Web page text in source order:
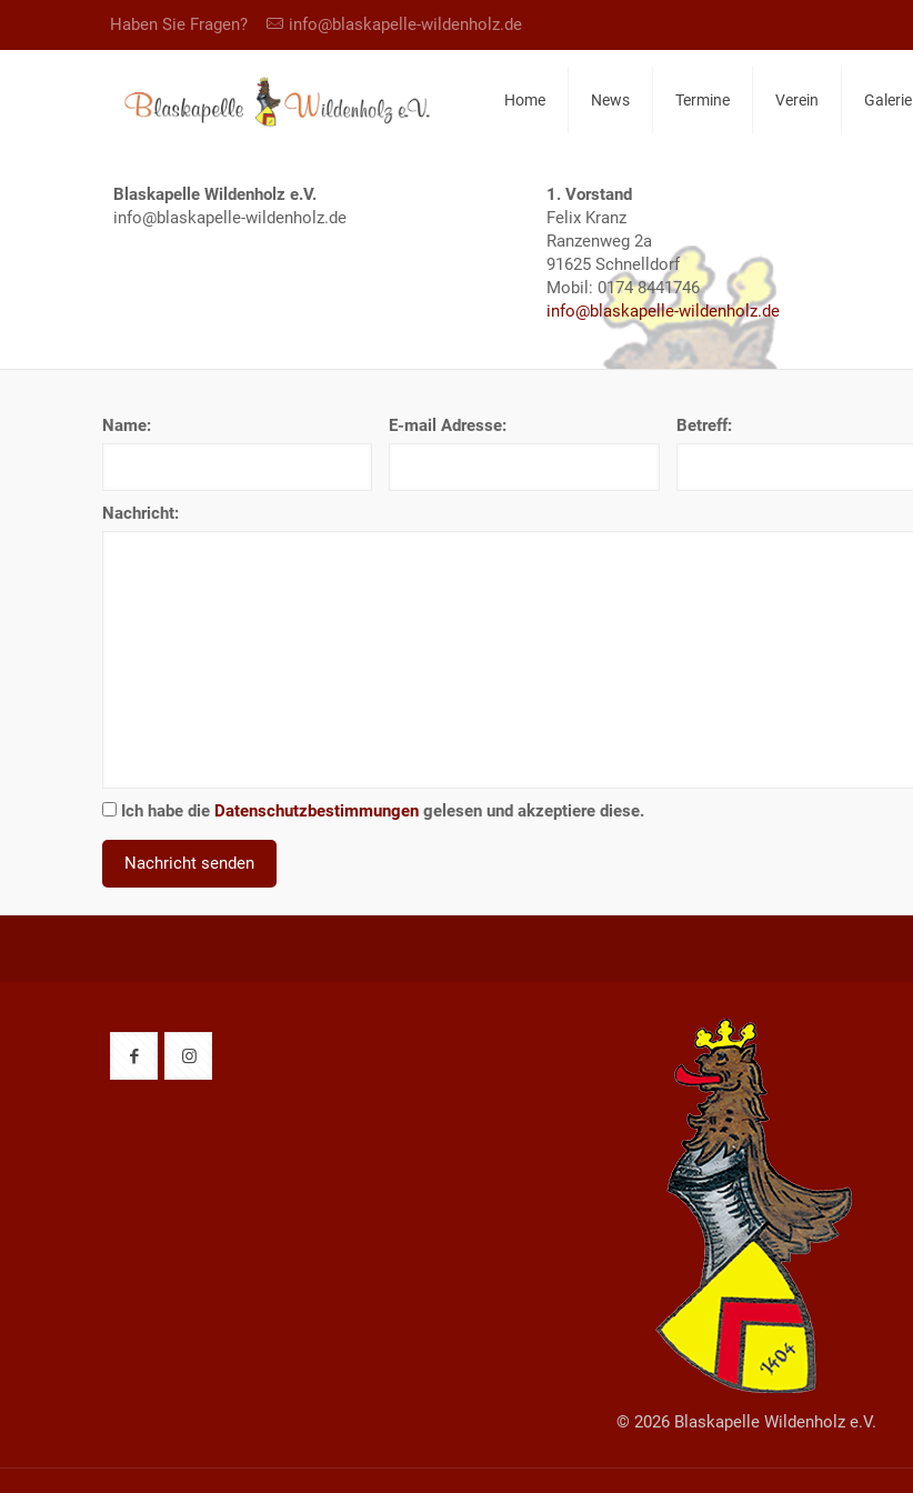
Haben Sie Fragen? info@blaskapelle-wildenholz.de
Home News Termine Verein Galerie
Blaskapelle Wildenholz e.V.
info@blaskapelle-wildenholz.de
1. Vorstand
Felix Kranz
Ranzenweg 2a
91625 Schnelldorf
Mobil: 0174 8441746
info@blaskapelle-wildenholz.de
Name: E-mail Adresse: Betreff:
Nachricht:
Ich habe die Datenschutzbestimmungengelesen und akzeptiere diese.
Nachricht senden
© 2026 Blaskapelle Wildenholz e.V.